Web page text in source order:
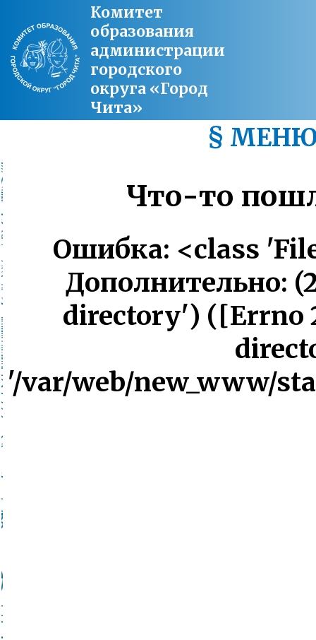
Комитет
образования
администрации
городского
округа «Город
Чита»
§
Что-то
Ошибка: <class
Дополнительно:
directory') ([Errno
'/var/web/new_www/